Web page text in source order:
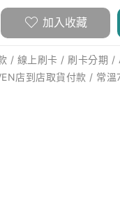
加入收藏
/ 線上刷卡 / 刷卡分期 /
店到店取貨付款 / 常